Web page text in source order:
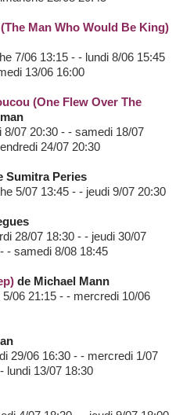
Man Who Would Be King)
7/06 13:15 - - lundi 8/06 15:45
13/06 16:00
(One Flew Over The
07 20:30 - - samedi 18/07
24/07 20:30
Sumitra Peries
5/07 13:45 - - jeudi 9/07 20:30
28/07 18:30 - - jeudi 30/07
- samedi 8/08 18:45
de Michael Mann
06 21:15 - - mercredi 10/06
29/06 16:30 - - mercredi 1/07
lundi 13/07 18:30